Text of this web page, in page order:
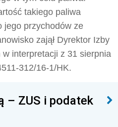
takiego paliwa
jego przychodów ze
zajął Dyrektor Izby
interpretacji z 31 sierpnia
312/16-1/HK.
– ZUS i podatek